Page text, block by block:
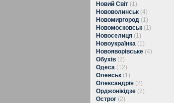
Новий Світ (1)
Нововолинськ (4)
Новомиргород (1)
Новомосковськ (1)
Новоселиця (1)
Новоукраїнка (1)
Новояворівське (4)
Обухів (2)
Одеса (12)
Олевськ (1)
Олександрія (2)
Орджонікідзе (2)
Острог (2)